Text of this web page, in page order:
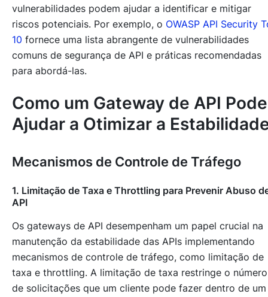
vulnerabilidades podem ajudar a identificar e mitigar
riscos potenciais. Por exemplo, o OWASP API Security
10 fornece uma lista abrangente de vulnerabilidades
comuns de segurança de API e práticas recomendadas
para abordá-las.
Como um Gateway de API Pode
Ajudar a Otimizar a
Mecanismos de Controle de Tráfego
1. Limitação de Taxa e Throttling para Prevenir Abuso
API
Os gateways de API desempenham um papel crucial na
manutenção da estabilidade das APIs implementando
mecanismos de controle de tráfego, como limitação de
taxa e throttling. A limitação de taxa restringe o número
de solicitações que um cliente pode fazer dentro de um